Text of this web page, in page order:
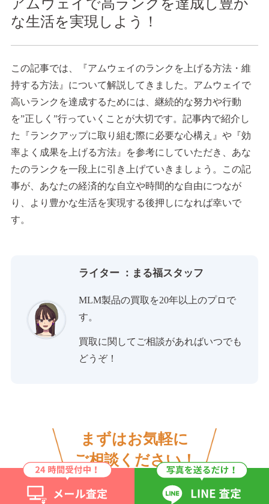
アムウェイで高ランクを達成し豊か
な生活を実現しよう！
この記事では、『アムウェイのランクを上げる方法・維
持する方法』について解説してきました。アムウェイで
高いランクを達成するためには、継続的な努力や行動
を”正しく”行っていくことが大切です。記事内で紹介し
た『ランクアップに取り組む際に必要な心構え』や『効
率よく成果を上げる方法』を参考にしていただき、あな
たのランクを一段上に引き上げていきましょう。この記
事が、あなたの経済的な自立や時間的な自由につなが
り、より豊かな生活を実現する後押しになれば幸いで
す。
ライター ：まる福スタッフ
MLM製品の買取を20年以上のプロで
す。
買取に関してご相談があればいつでも
どうぞ！
まずはお気軽に
ご相談ください！